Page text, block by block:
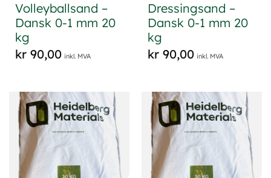
Volleyballsand –
Dansk 0-1 mm 20
kg
kr90,00 inkl. MVA
Dressingsand –
Dansk 0-1 mm 20
kg
kr90,00 inkl. MVA